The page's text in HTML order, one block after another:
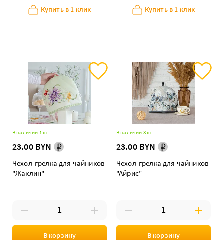
Купить в 1 клик Купить в 1 клик
В наличии 1 шт
23.00 BYN
Чехол-грелка для чайников
"Жаклин"
В корзину
В наличии 3 шт
23.00 BYN
Чехол-грелка для чайников
"Айрис"
В корзину